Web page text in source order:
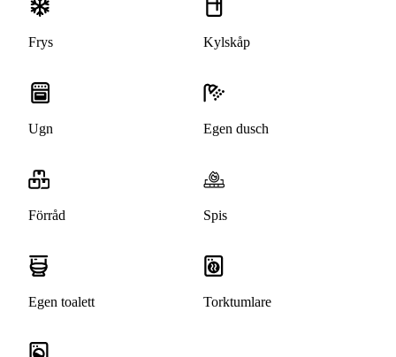
Frys Kylskåp
Ugn Egen dusch
Förråd Spis
Egen toalett Torktumlare